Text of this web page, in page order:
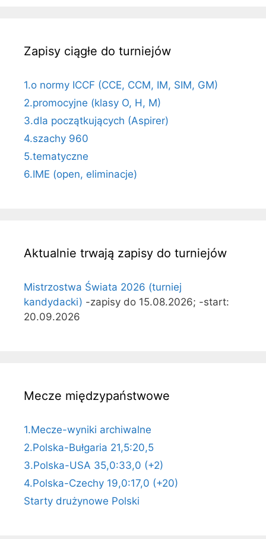
Zapisy ciągłe do turniejów
1.o normy ICCF (CCE, CCM, IM, SIM, GM)
2.promocyjne (klasy O, H, M)
3.dla początkujących (Aspirer)
4.szachy 960
5.tematyczne
6.IME (open, eliminacje)
Aktualnie trwają zapisy do turniejów
Mistrzostwa Świata 2026 (turniej
kandydacki) -zapisy do 15.08.2026; -start:
20.09.2026
Mecze międzypaństwowe
1.Mecze-wyniki archiwalne
2.Polska-Bułgaria 21,5:20,5
3.Polska-USA 35,0:33,0 (+2)
4.Polska-Czechy 19,0:17,0 (+20)
Starty drużynowe Polski